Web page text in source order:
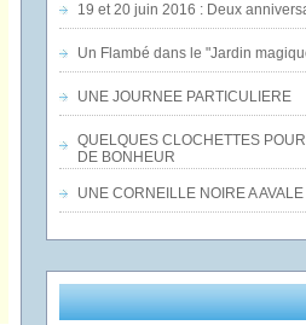
19 et 20 juin 2016 : Deux
Un Flambé dans le "Jardin
UNE JOURNEE PARTICULIERE
QUELQUES CLOCHETTES
DE BONHEUR
UNE CORNEILLE NOIRE A